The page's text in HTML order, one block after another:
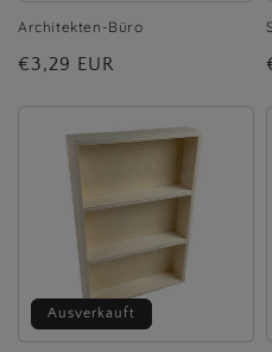
Architekten-Büro
Normaler
€3,29 EUR
Ausverkauft